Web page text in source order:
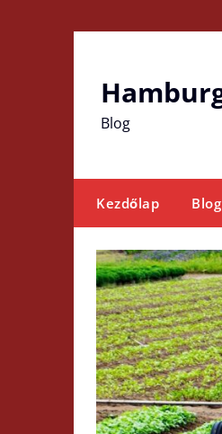
Blog
Kezdőlap Blog